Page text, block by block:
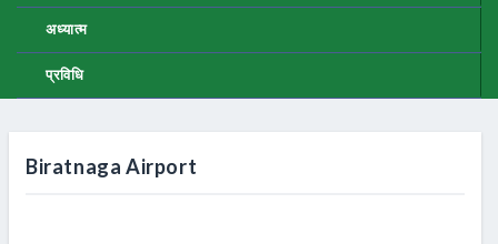
अध्यात्म
प्रविधि
Biratnaga Airport